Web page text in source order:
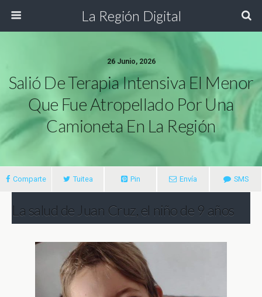
La Región Digital
26 Junio, 2026
Salió De Terapia Intensiva El Menor
Que Fue Atropellado Por Una
Camioneta En La Región
Comparte Tuitea Pin Envía SMS
La salud de Juan Cruz, el niño de 9 años
que fue violentamente impactado por una
camioneta el pasado sábado 13 de junio,
en la ciudad de Chajarí, evoluciona
favorablemente.